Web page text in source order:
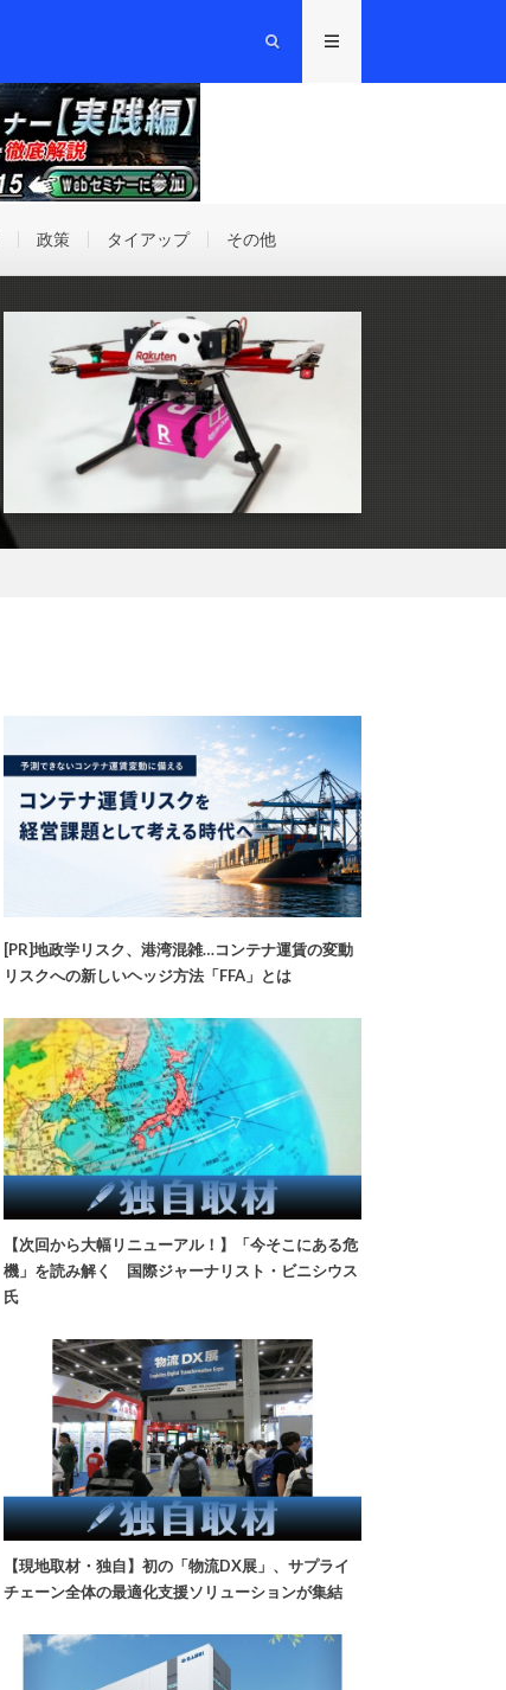
政策 タイアップ その他
[PR]地政学リスク、港湾混雑…コンテナ運賃の変動
リスクへの新しいヘッジ方法「FFA」とは
【次回から大幅リニューアル！】「今そこにある危
機」を読み解く 国際ジャーナリスト・ビニシウス
氏
【現地取材・独自】初の「物流DX展」、サプライ
チェーン全体の最適化支援ソリューションが集結